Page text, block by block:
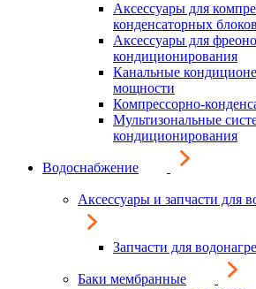
Аксессуары для
конденсаторных блоков
Аксессуары для
кондиционирования
Канальные
мощности
Компрессорно-
Мультизональные
кондиционирования
Водоснабжение
Аксессуары и запчасти для
Запчасти для
Баки мембранные